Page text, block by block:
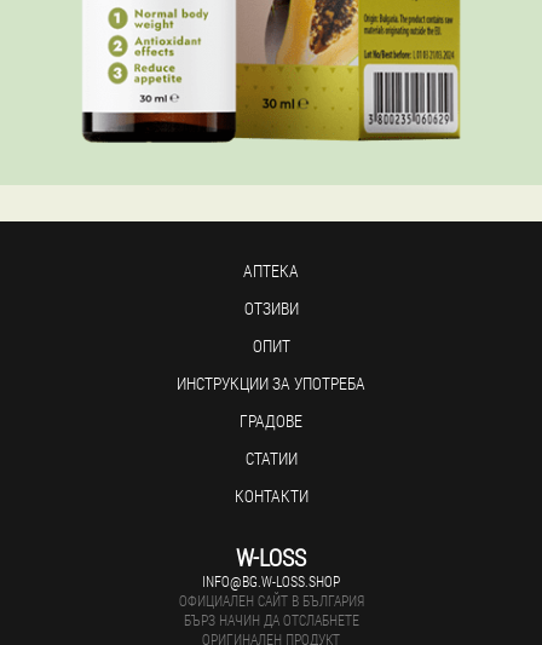
АПТЕКА
ОТЗИВИ
ОПИТ
ИНСТРУКЦИИ ЗА УПОТРЕБА
ГРАДОВЕ
СТАТИИ
КОНТАКТИ
W-LOSS
INFO@BG.W-LOSS.SHOP
ОФИЦИАЛЕН САЙТ В БЪЛГАРИЯ
БЪРЗ НАЧИН ДА ОТСЛАБНЕТЕ
ОРИГИНАЛЕН ПРОДУКТ